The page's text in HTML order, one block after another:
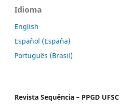
Idioma
English
Español (España)
Português (Brasil)
Revista Sequência – PPGD UFSC